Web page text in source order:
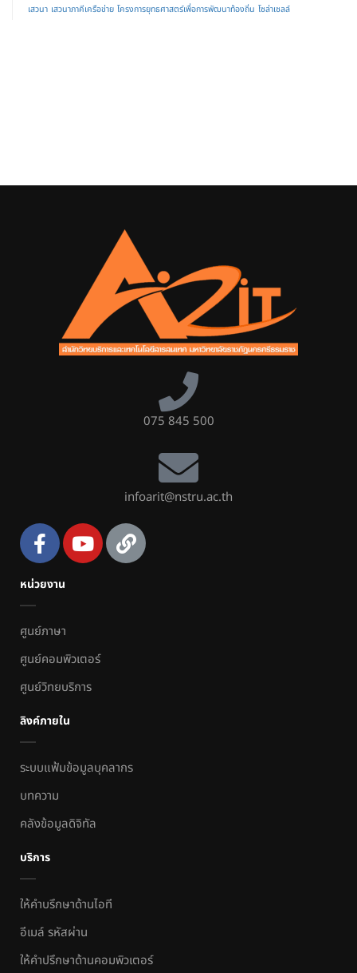
เสวนา เสวนาภาคีเครือข่าย โครงการยุทธศาสตร์เพื่อการพัฒนาท้องถิ่น โซล่าเซลล์
075 845 500
infoarit@nstru.ac.th
หน่วยงาน
ศูนย์ภาษา
ศูนย์คอมพิวเตอร์
ศูนย์วิทยบริการ
ลิงค์ภายใน
ระบบแฟ้มข้อมูลบุคลากร
บทความ
คลังข้อมูลดิจิทัล
บริการ
ให้คำบรึกษาด้านไอที
อีเมล์ รหัสผ่าน
ให้คำปรึกษาด้านคอมพิวเตอร์